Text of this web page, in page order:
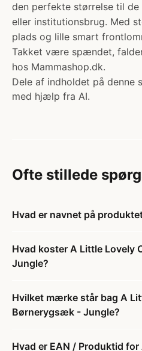
den perfekte størrelse til
eller institutionsbrug. Med
plads og lille smart
Takket være spændet,
hos Mammashop.dk.
Dele af indholdet på denne
med hjælp fra AI.
Ofte stillede
Hvad er navnet på
Hvad koster A Little Lovely
Jungle?
Hvilket mærke står bag A
Børnerygsæk - Jungle?
Hvad er EAN / Produktid